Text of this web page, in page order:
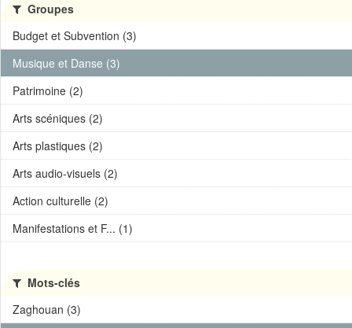
Groupes
Budget et Subvention (3)
Musique et Danse (3)
Patrimoine (2)
Arts scéniques (2)
Arts plastiques (2)
Arts audio-visuels (2)
Action culturelle (2)
Manifestations et F... (1)
Mots-clés
Zaghouan (3)